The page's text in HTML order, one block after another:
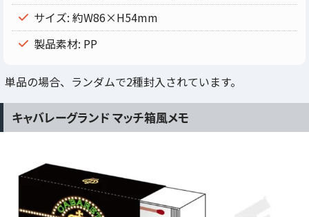
サイズ: 約W86×H54mm
製品素材: PP
単品の場合、ランダムで2種封入されています。
キャバレーグランド マッチ箱風メモ